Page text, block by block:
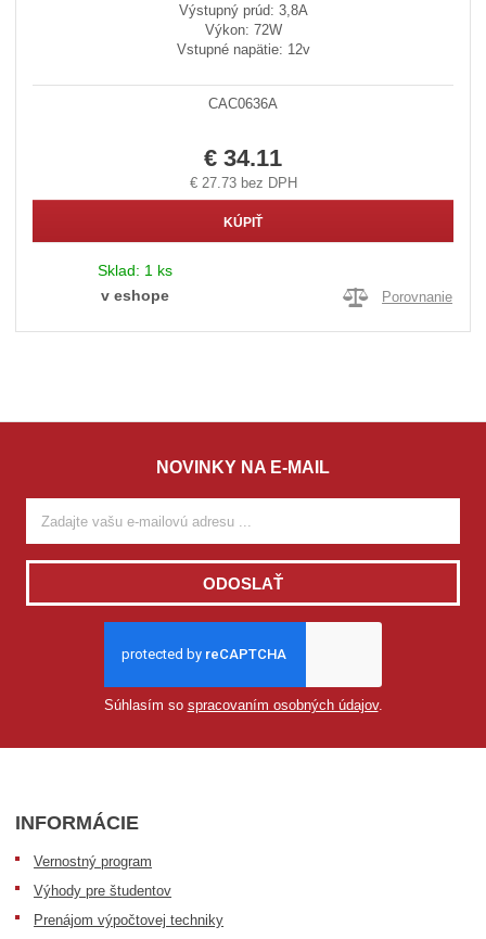
Výstupný prúd: 3,8A
Výkon: 72W
Vstupné napätie: 12v
CAC0636A
€ 34.11
€ 27.73 bez DPH
KÚPIŤ
Sklad: 1 ks
v eshope
Porovnanie
NOVINKY NA E-MAIL
ODOSLAŤ
Súhlasím so spracovaním osobných údajov.
INFORMÁCIE
Vernostný program
Výhody pre študentov
Prenájom výpočtovej techniky